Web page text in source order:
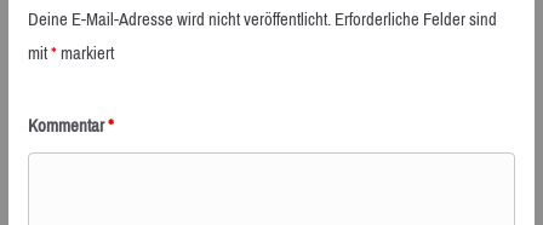
Deine E-Mail-Adresse wird nicht veröffentlicht.Erforderliche Felder sind
mit*markiert
Kommentar*